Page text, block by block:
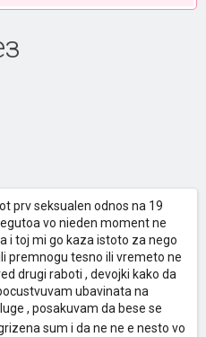
prv seksualen odnos na 19
vo nieden moment ne
i toj mi go kaza istoto za nego
premnogu tesno ili vremeto ne
drugi raboti , devojki kako da
ubavinata na
, posakuvam da bese se
sum i da ne ne e nesto vo